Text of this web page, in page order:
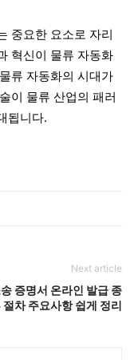
중요한 요소로 자리
혁신이 물류 자동화
류 자동화의 시대가
이 물류 산업의 패러
됩니다.
Next article
증명서 온라인 발급 종
절차 주요사항 쉽게 정리